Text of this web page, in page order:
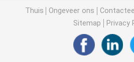
Decoratieve Ornamenten
Kunstmatig Moss Mat
Thuis Ongeveer ons
Sitemap
Privacy